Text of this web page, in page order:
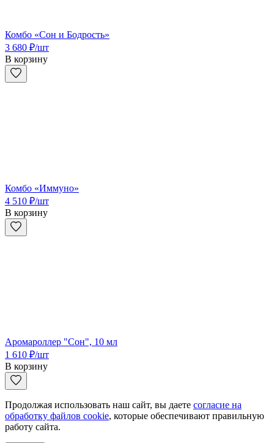
Комбо «Сон и Бодрость»
3 680 ₽/шт
В корзину
Комбо «Иммуно»
4 510 ₽/шт
В корзину
Аромароллер "Сон", 10 мл
1 610 ₽/шт
В корзину
Продолжая использовать наш сайт, вы даете согласие на
обработку файлов cookie, которые обеспечивают правильную
работу сайта.